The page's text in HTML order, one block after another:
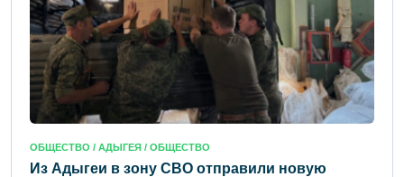
ОБЩЕСТВО / АДЫГЕЯ / ОБЩЕСТВО
Из Адыгеи в зону СВО отправили новую